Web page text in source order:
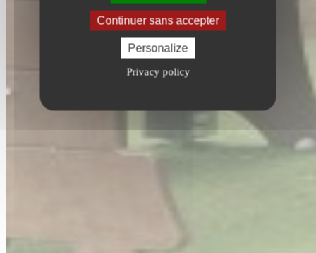
Continuer sans accepter
Personalize
Privacy policy